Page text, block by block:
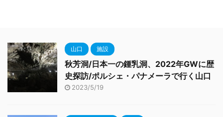
山口 施設
秋芳洞/日本一の鍾乳洞、2022年GWに歴
史探訪/ポルシェ・パナメーラで行く山口
2023/5/19